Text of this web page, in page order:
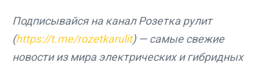
Подписывайся на канал Розетка рулит
(https://t.me/rozetkarulit) — самые свежие
новости из мира электрических и гибридных